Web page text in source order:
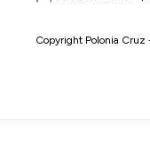
Copyright Polonia Cruz